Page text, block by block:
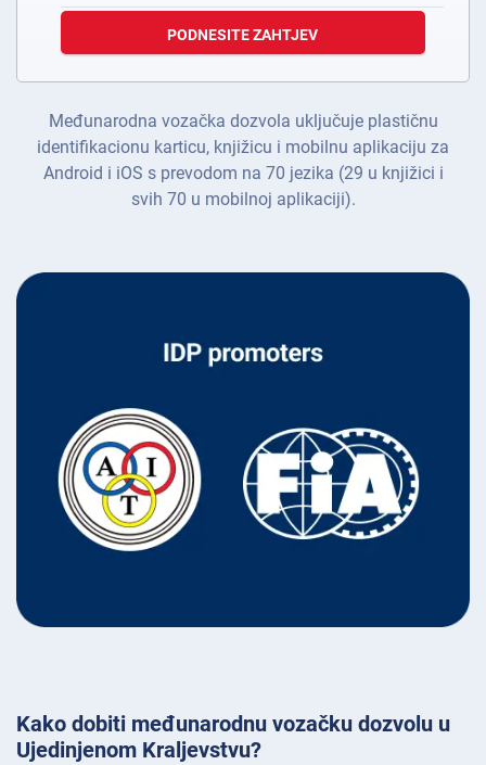
PODNESITE ZAHTJEV
Međunarodna vozačka dozvola uključuje plastičnu
identifikacionu karticu, knjižicu i mobilnu aplikaciju za
Android i iOS s prevodom na 70 jezika (29 u knjižici i
svih 70 u mobilnoj aplikaciji).
Kako dobiti međunarodnu vozačku dozvolu u
Ujedinjenom Kraljevstvu?